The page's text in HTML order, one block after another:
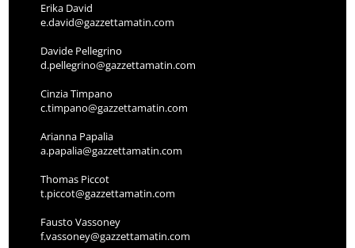
Erika David
e.david@gazzettamatin.com
Davide Pellegrino
d.pellegrino@gazzettamatin.com
Cinzia Timpano
c.timpano@gazzettamatin.com
Arianna Papalia
a.papalia@gazzettamatin.com
Thomas Piccot
t.piccot@gazzettamatin.com
Fausto Vassoney
f.vassoney@gazzettamatin.com